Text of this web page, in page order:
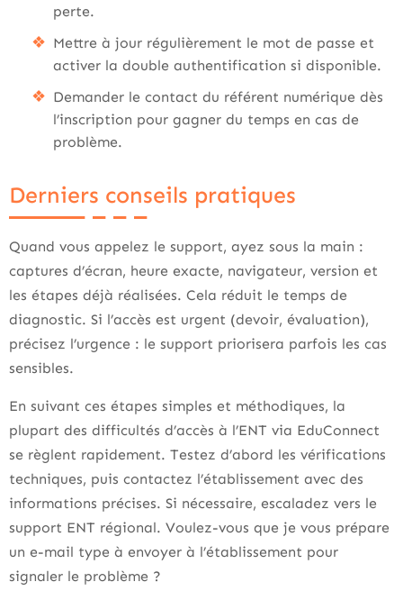
perte.
Mettre à jour régulièrement le mot de passe et
activer la double authentification si disponible.
Demander le contact du référent numérique dès
l’inscription pour gagner du temps en cas de
problème.
Derniers conseils pratiques
Quand vous appelez le support, ayez sous la main :
captures d’écran, heure exacte, navigateur, version et
les étapes déjà réalisées. Cela réduit le temps de
diagnostic. Si l’accès est urgent (devoir, évaluation),
précisez l’urgence : le support priorisera parfois les cas
sensibles.
En suivant ces étapes simples et méthodiques, la
plupart des difficultés d’accès à l’ENT via EduConnect
se règlent rapidement. Testez d’abord les vérifications
techniques, puis contactez l’établissement avec des
informations précises. Si nécessaire, escaladez vers le
support ENT régional. Voulez-vous que je vous prépare
un e-mail type à envoyer à l’établissement pour
signaler le problème ?